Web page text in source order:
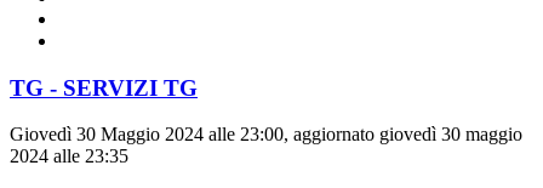
TG - SERVIZI TG
Giovedì 30 Maggio 2024 alle 23:00, aggiornato giovedì 30 maggio
2024 alle 23:35